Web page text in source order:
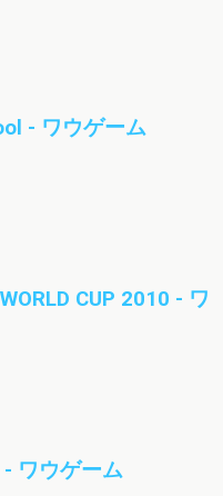
- ワウゲーム
CUP 2010 - ワ
ワウゲーム